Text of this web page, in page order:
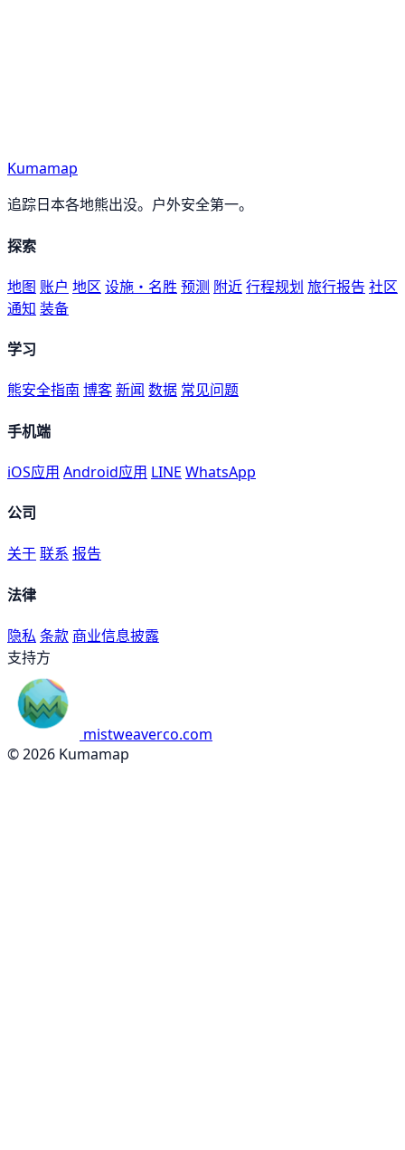
Kumamap
追踪日本各地熊出没。户外安全第一。
探索
地图 账户 地区 设施・名胜 预测 附近行程规划 旅行报告 社区
通知 装备
学习
熊安全指南 博客新闻 数据 常见问题
手机端
iOS应用 Android应用 LINE WhatsApp
公司
关于联系 报告
法律
隐私 条款 商业信息披露
支持方
mistweaverco.com
© 2026 Kumamap